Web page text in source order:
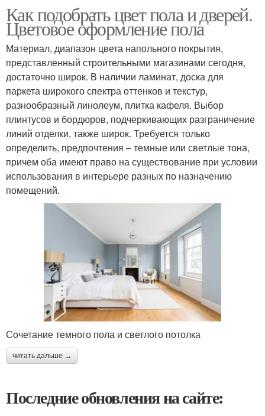
Как подобрать цвет пола и дверей.
Цветовое оформление пола
Материал, диапазон цвета напольного покрытия,
представленный строительными магазинами сегодня,
достаточно широк. В наличии ламинат, доска для
паркета широкого спектра оттенков и текстур,
разнообразный линолеум, плитка кафеля. Выбор
плинтусов и бордюров, подчеркивающих разграничение
линий отделки, также широк. Требуется только
определить, предпочтения – темные или светлые тона,
причем оба имеют право на существование при условии
использования в интерьере разных по назначению
помещений.
Сочетание темного пола и светлого потолка
читать дальше →
Последние обновления на сайте: